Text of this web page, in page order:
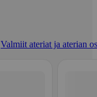
Valmiit ateriat ja aterian